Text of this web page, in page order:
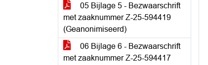
05 Bijlage 5 - Bezwaarschrift
met zaaknummer Z-25-594419
(Geanonimiseerd)
06 Bijlage 6 - Bezwaarschrift
met zaaknummer Z-25-594417